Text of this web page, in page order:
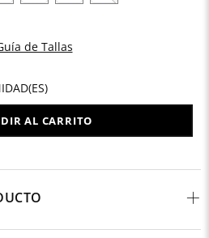
de Tallas
AL CARRITO